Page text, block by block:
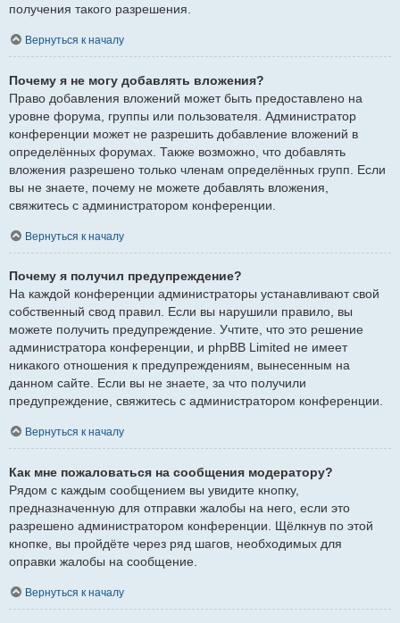
получения такого разрешения.
Вернуться к началу
Почему я не могу добавлять вложения?
Право добавления вложений может быть предоставлено на
уровне форума, группы или пользователя. Администратор
конференции может не разрешить добавление вложений в
определённых форумах. Также возможно, что добавлять
вложения разрешено только членам определённых групп. Если
вы не знаете, почему не можете добавлять вложения,
свяжитесь с администратором конференции.
Вернуться к началу
Почему я получил предупреждение?
На каждой конференции администраторы устанавливают свой
собственный свод правил. Если вы нарушили правило, вы
можете получить предупреждение. Учтите, что это решение
администратора конференции, и phpBB Limited не имеет
никакого отношения к предупреждениям, вынесенным на
данном сайте. Если вы не знаете, за что получили
предупреждение, свяжитесь с администратором конференции.
Вернуться к началу
Как мне пожаловаться на сообщения модератору?
Рядом с каждым сообщением вы увидите кнопку,
предназначенную для отправки жалобы на него, если это
разрешено администратором конференции. Щёлкнув по этой
кнопке, вы пройдёте через ряд шагов, необходимых для
оправки жалобы на сообщение.
Вернуться к началу